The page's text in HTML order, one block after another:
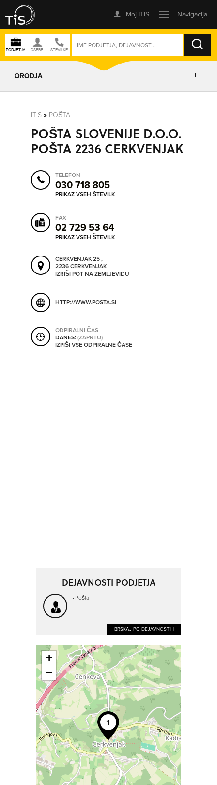
ISKANJE
SO ODPRTA V
ORODJA
POSLOVNE ENOTE
POŠLJI SMS
ORODJA
SHRANI V MOJ ITIS
ITIS » POŠTA
POŠTA SLOVENIJE D.O.O.
POŠTA 2236 CERKVENJAK
TELEFON
030 718 805
PRIKAZ VSEH ŠTEVILK
FAX
02 729 53 64
PRIKAZ VSEH ŠTEVILK
CERKVENJAK 25 ,
2236 CERKVENJAK
IZRIŠI POT NA ZEMLJEVIDU
HTTP://WWW.POSTA.SI
ODPIRALNI ČAS
DANES:(ZAPRTO)
IZPIŠI VSE ODPIRALNE ČASE
DEJAVNOSTI PODJETJA
Pošta
BRSKAJ PO DEJAVNOSTIH
+
−